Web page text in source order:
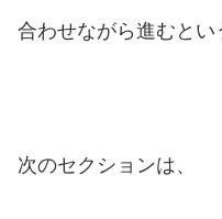
合わせながら進むとい
次のセクションは、